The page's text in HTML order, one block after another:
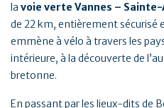
la voie verte Vannes –
de 22 km, entièrement sécurisé
emmène à vélo à travers les
intérieure, à la découverte de
bretonne.
En passant par les lieux-dits de